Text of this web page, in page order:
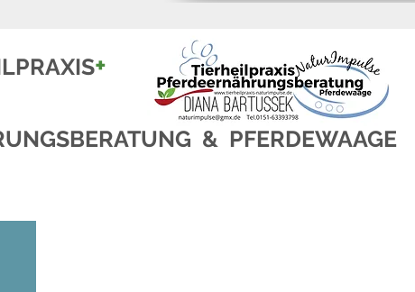
+
& PFERDEWAAGE